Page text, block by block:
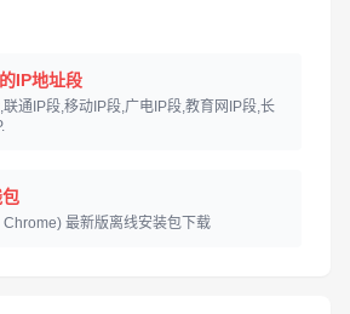
IP地址段
通IP段,移动IP段,广电IP段,教育网IP段,长
最新版离线安装包下载